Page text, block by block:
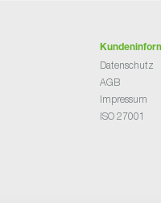
Datenschutz
AGB
Impressum
ISO 27001